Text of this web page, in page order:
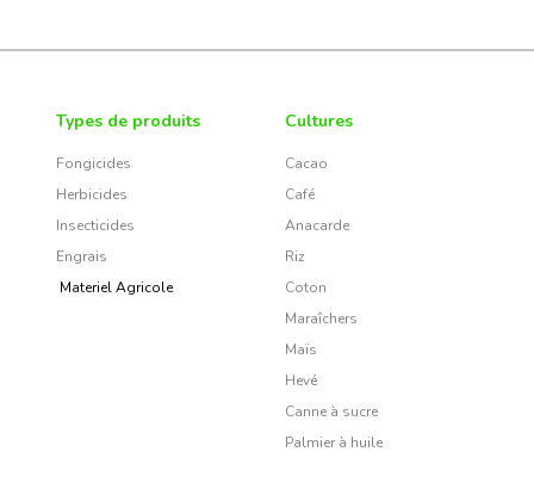
Types de produits
Fongicides
Herbicides
Insecticides
Engrais
Materiel Agricole
Cultures
Cacao
Café
Anacarde
Riz
Coton
Maraîchers
Maïs
Hevé
Canne à sucre
Palmier à huile